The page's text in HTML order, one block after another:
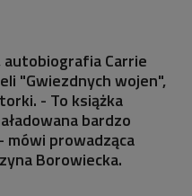
autobiografia Carrie
"Gwiezdnych wojen",
- To książka
bardzo
mówi prowadząca
Borowiecka.